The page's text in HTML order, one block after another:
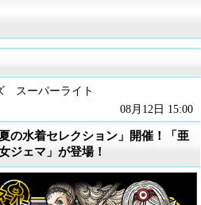
スーパーライト
08月12日 15:00
の水着セレクション」開催！「亜
ジェマ」が登場！